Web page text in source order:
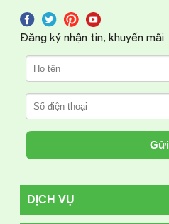
Đăng ký nhận tin, khuyến mãi
Gửi
DỊCH VỤ